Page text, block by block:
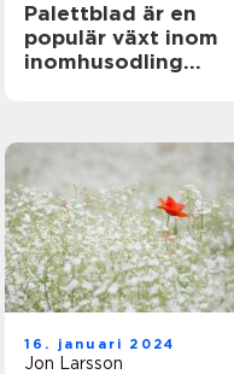
Palettblad är en
populär växt inom
inomhusodling
sina vackra färger
och mönster
16. januari 2024
Jon Larsson